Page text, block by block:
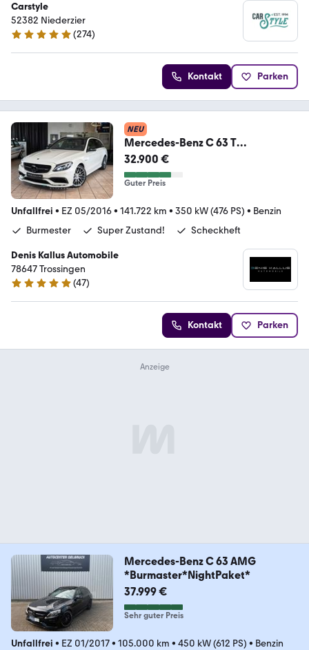
Carstyle
52382 Niederzier
4.8 Sterne
(274)
Kontakt Parken
NEU
Mercedes-Benz C 63 T
AMG*Vmax+300km/h*Scheckhef
t!*KlappenAusp.
32.900 €
Guter Preis
Unfallfrei • EZ 05/2016• 141.722 km • 350 kW (476 PS) • Benzin
Burmester
Super Zustand! Scheckheft
Denis Kallus Automobile
78647 Trossingen
5 Sterne
(47)
Kontakt Parken
Mercedes-Benz C 63 AMG
*Burmaster*NightPaket*
37.999 €
Sehr guter Preis
Unfallfrei • EZ 01/2017• 105.000 km • 450 kW (612 PS) • Benzin